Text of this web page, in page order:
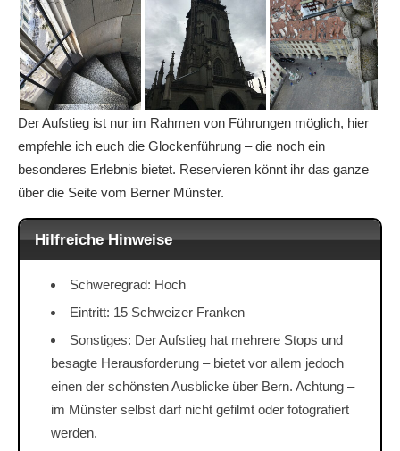
Der Aufstieg ist nur im Rahmen von Führungen möglich, hier
empfehle ich euch die Glockenführung – die noch ein
besonderes Erlebnis bietet. Reservieren könnt ihr das ganze
über die Seite vom Berner Münster.
Hilfreiche Hinweise
Schweregrad: Hoch
Eintritt: 15 Schweizer Franken
Sonstiges: Der Aufstieg hat mehrere Stops und
besagte Herausforderung – bietet vor allem jedoch
einen der schönsten Ausblicke über Bern. Achtung –
im Münster selbst darf nicht gefilmt oder fotografiert
werden.